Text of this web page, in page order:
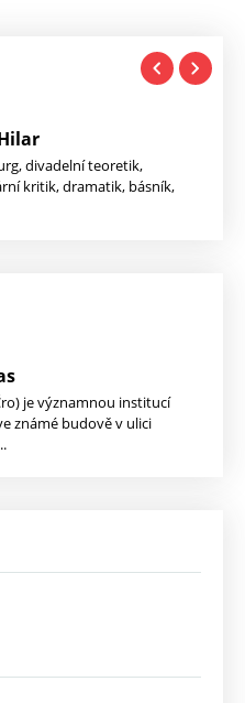
divadelní teoretik,
kritik, dramatik, básník,
je významnou institucí
známé budově v ulici